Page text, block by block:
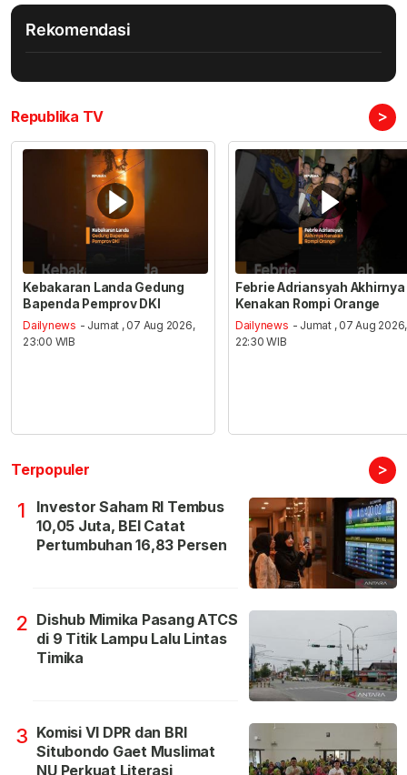
Rekomendasi
Republika TV >
Kebakaran Landa Gedung
Bapenda Pemprov DKI
Dailynews - Jumat , 07 Aug 2026,
23:00 WIB
Febrie Adriansyah Akhirnya
Kenakan Rompi Orange
Dailynews - Jumat , 07 Aug 2026,
22:30 WIB
Terpopuler >
1
Investor Saham RI Tembus
10,05 Juta, BEI Catat
Pertumbuhan 16,83 Persen
2 Dishub Mimika Pasang ATCS
di 9 Titik Lampu Lalu Lintas
Timika
3 Komisi VI DPR dan BRI
Situbondo Gaet Muslimat
NU Perkuat Literasi